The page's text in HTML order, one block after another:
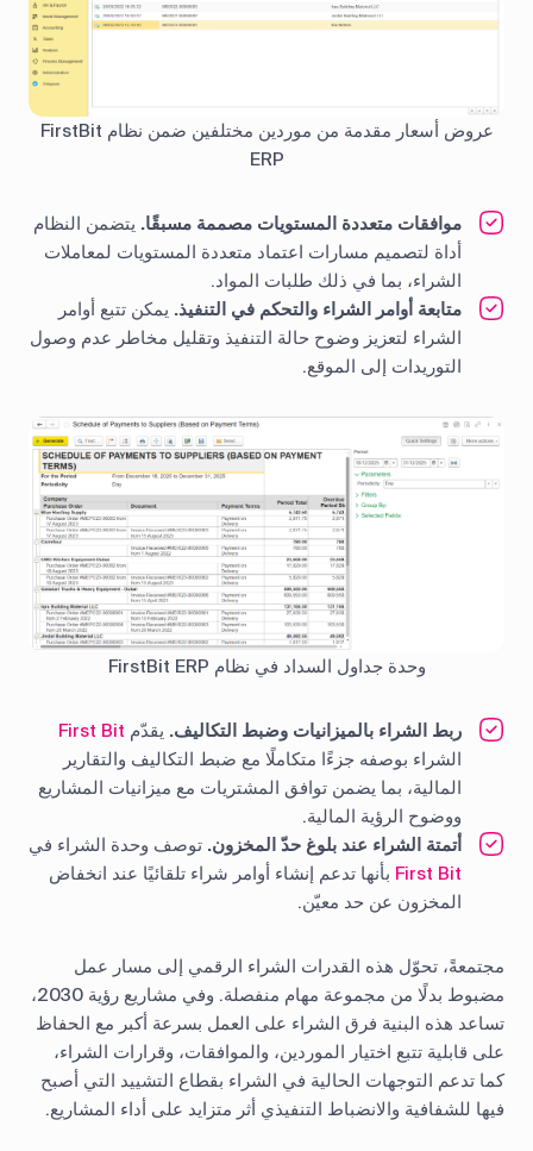
عروض أسعار مقدمة من موردين مختلفين ضمن نظام FirstBit
ERP
موافقات متعددة المستويات مصممة مسبقًا. يتضمن النظام
أداة لتصميم مسارات اعتماد متعددة المستويات لمعاملات
الشراء، بما في ذلك طلبات المواد.
متابعة أوامر الشراء والتحكم في التنفيذ. يمكن تتبع أوامر
الشراء لتعزيز وضوح حالة التنفيذ وتقليل مخاطر عدم وصول
التوريدات إلى الموقع.
وحدة جداول السداد في نظام FirstBit ERP
ربط الشراء بالميزانيات وضبط التكاليف. يقدّم First Bit
الشراء بوصفه جزءًا متكاملًا مع ضبط التكاليف والتقارير
المالية، بما يضمن توافق المشتريات مع ميزانيات المشاريع
ووضوح الرؤية المالية.
أتمتة الشراء عند بلوغ حدّ المخزون. توصف وحدة الشراء في
First Bit بأنها تدعم إنشاء أوامر شراء تلقائيًا عند انخفاض
المخزون عن حد معيّن.
مجتمعةً، تحوّل هذه القدرات الشراء الرقمي إلى مسار عمل
مضبوط بدلًا من مجموعة مهام منفصلة. وفي مشاريع رؤية 2030،
تساعد هذه البنية فرق الشراء على العمل بسرعة أكبر مع الحفاظ
على قابلية تتبع اختيار الموردين، والموافقات، وقرارات الشراء،
كما تدعم التوجهات الحالية في الشراء بقطاع التشييد التي أصبح
فيها للشفافية والانضباط التنفيذي أثر متزايد على أداء المشاريع.